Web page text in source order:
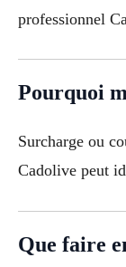
professionnel
Pourquoi
Surcharge ou
Cadolive peut
Que faire